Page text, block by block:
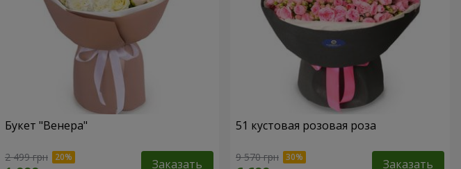
Букет "Венера"
2 499 грн Заказать
51 кустовая розовая роза
9 570 грн Заказать